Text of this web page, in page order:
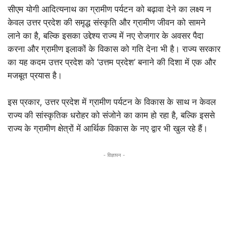
सीएम योगी आदित्यनाथ का ग्रामीण पर्यटन को बढ़ावा देने का लक्ष्य न
केवल उत्तर प्रदेश की समृद्ध संस्कृति और ग्रामीण जीवन को सामने
लाने का है, बल्कि इसका उद्देश्य राज्य में नए रोजगार के अवसर पैदा
करना और ग्रामीण इलाकों के विकास को गति देना भी है। राज्य सरकार
का यह कदम उत्तर प्रदेश को ‘उत्तम प्रदेश’ बनाने की दिशा में एक और
मजबूत प्रयास है।
इस प्रकार, उत्तर प्रदेश में ग्रामीण पर्यटन के विकास के साथ न केवल
राज्य की सांस्कृतिक धरोहर को संजोने का काम हो रहा है, बल्कि इससे
राज्य के ग्रामीण क्षेत्रों में आर्थिक विकास के नए द्वार भी खुल रहे हैं।
- विज्ञापन -